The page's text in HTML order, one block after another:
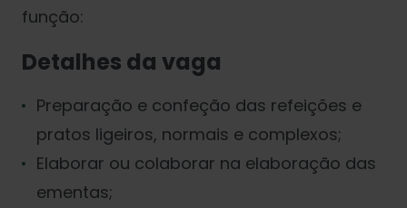
função:
Detalhes da vaga
Preparação e confeção das refeições e
pratos ligeiros, normais e complexos;
Elaborar ou colaborar na elaboração das
ementas;